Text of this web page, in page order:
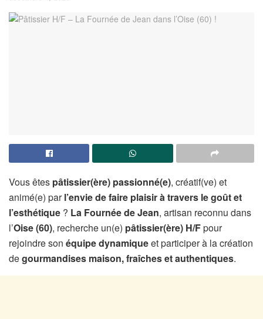
Vous êtes pâtissier(ère) passionné(e), créatif(ve) et
animé(e) parl’envie de faire plaisir à travers le goût et
l’esthétique ? La Fournée de Jean, artisan reconnu dans
l’Oise (60), recherche un(e) pâtissier(ère) H/Fpour
rejoindre son équipe dynamiqueet participer à la création
degourmandises maison, fraîches et authentiques.